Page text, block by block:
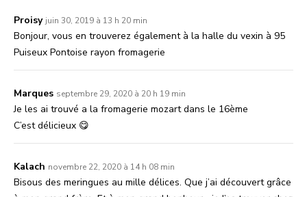
Proisy juin 30, 2019 à 13 h 20 min
Bonjour, vous en trouverez également à la halle du vexin à 95
Puiseux Pontoise rayon fromagerie
Marques septembre 29, 2020 à 20 h 19 min
Je les ai trouvé a la fromagerie mozart dans le 16ème
C’est délicieux 😋
Kalach novembre 22, 2020 à 14 h 08 min
Bisous des meringues au mille délices. Que j’ai découvert grâce